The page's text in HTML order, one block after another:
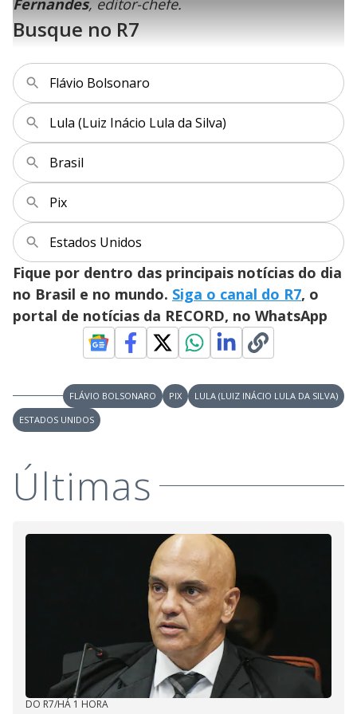
l
a
y
V
i
d
e
o
0
s
g
u
o
1
0
s
e
g
d
u
%
Busque no R7
Flávio Bolsonaro
Lula (Luiz Inácio Lula da Silva)
Brasil
Pix
Estados Unidos
Fique por dentro das principais notícias do dia
no Brasil e no mundo. Siga o canal do R7, o
portal de notícias da RECORD, no WhatsApp
FLÁVIO BOLSONARO PIX
LULA (LUIZ INÁCIO LULA DA SILVA)
ESTADOS UNIDOS
Últimas
DO R7/HÁ 1 HORA